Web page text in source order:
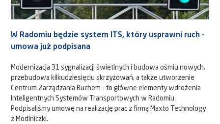
W Radomiu będzie system ITS, który usprawni ruch -
umowa już podpisana
Modernizacja 31 sygnalizacji świetlnych i budowa ośmiu nowych,
przebudowa kilkudziesięciu skrzyżowań, a także utworzenie
Centrum Zarządzania Ruchem - to główne elementy wdrożenia
Inteligentnych Systemów Transportowych w Radomiu.
Podpisaliśmy umowę na realizację prac z firmą Maxto Technology
z Modlniczki.